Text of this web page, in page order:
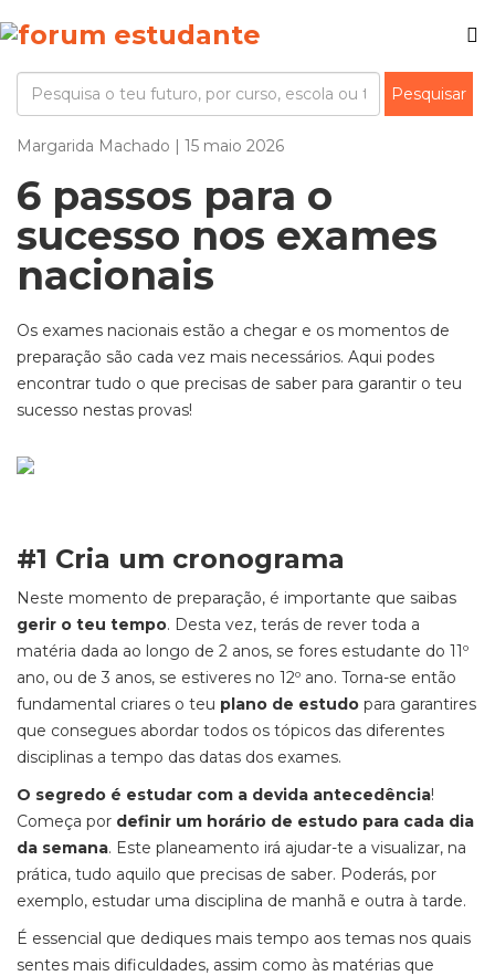
Margarida Machado | 15 maio 2026
6 passos para o
sucesso nos exames
nacionais
Os exames nacionais estão a chegar e os momentos de
preparação são cada vez mais necessários. Aqui podes
encontrar tudo o que precisas de saber para garantir o teu
sucesso nestas provas!
#1 Cria um cronograma
Neste momento de preparação, é importante que saibas
gerir o teu tempo. Desta vez, terás de rever toda a
matéria dada ao longo de 2 anos, se fores estudante do 11º
ano, ou de 3 anos, se estiveres no 12º ano. Torna-se então
fundamental criares o teu plano de estudo para garantires
que consegues abordar todos os tópicos das diferentes
disciplinas a tempo das datas dos exames.
O segredo é estudar com a devida antecedência!
Começa por definir um horário de estudo para cada dia
da semana. Este planeamento irá ajudar-te a visualizar, na
prática, tudo aquilo que precisas de saber. Poderás, por
exemplo, estudar uma disciplina de manhã e outra à tarde.
É essencial que dediques mais tempo aos temas nos quais
sentes mais dificuldades, assim como às matérias que